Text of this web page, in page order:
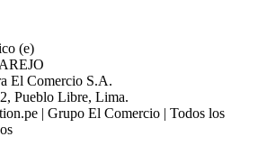
(e)
El Comercio S.A.
Pueblo Libre, Lima.
| Grupo El Comercio | Todos los